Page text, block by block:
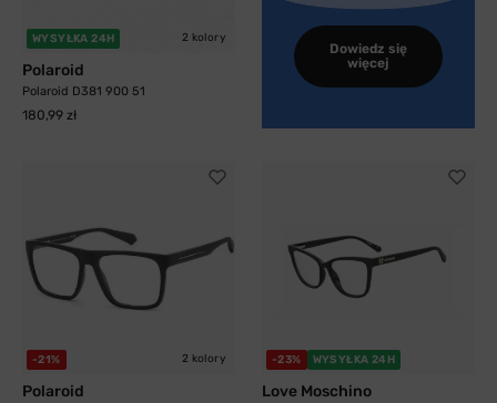
WYSYŁKA 24H 2 kolory
Polaroid
Polaroid D381 900 51
180,99 zł
Dowiedz się
więcej
-21% 2 kolory
Polaroid
-23% WYSYŁKA 24H
Love Moschino